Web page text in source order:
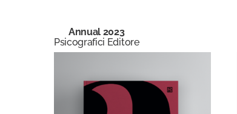
Annual 2023
Psicografici Editore